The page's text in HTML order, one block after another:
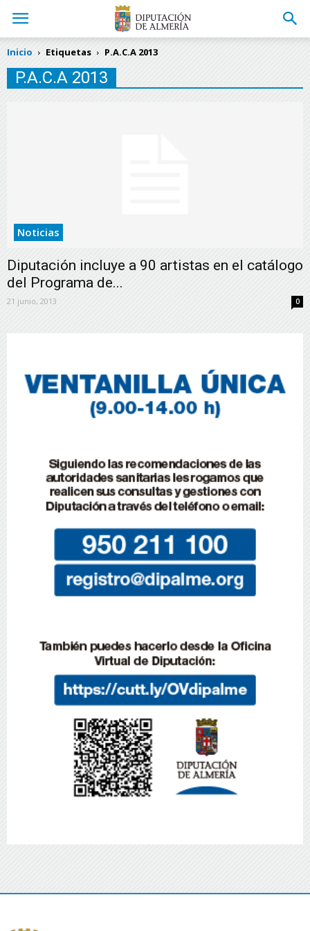
Inicio Etiquetas P.A.C.A 2013
P.A.C.A 2013
Noticias
Diputación incluye a 90 artistas en el catálogo
del Programa de...
21 junio, 2013 0